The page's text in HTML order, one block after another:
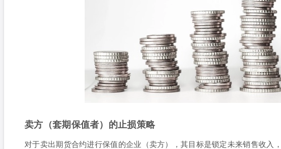
卖方（套期保值者）的止损策略
对于卖出期货合约进行保值的企业（卖方），其目标是锁定未来销售收入